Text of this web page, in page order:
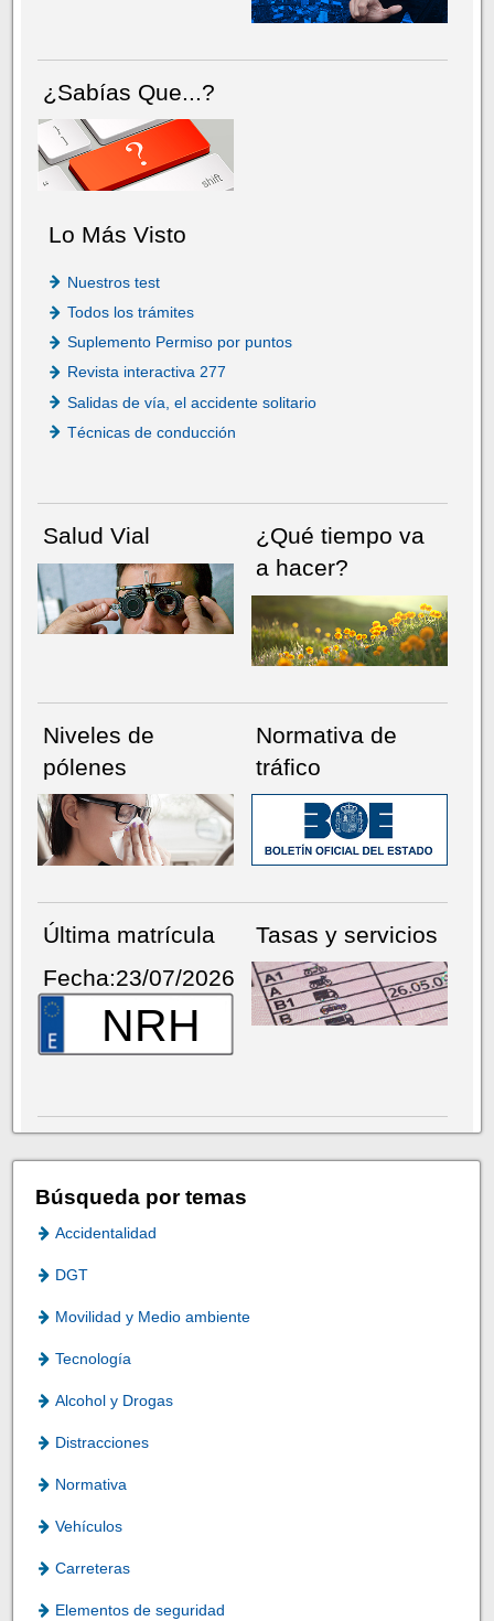
¿Sabías Que...?
Lo Más Visto
Nuestros test
Todos los trámites
Suplemento Permiso por puntos
Revista interactiva 277
Salidas de vía, el accidente solitario
Técnicas de conducción
Salud Vial
¿Qué tiempo va
a hacer?
Niveles de
pólenes
Normativa de
tráfico
Última matrícula
Fecha:23/07/2026
NRH
Tasas y servicios
Búsqueda por temas
Accidentalidad
DGT
Movilidad y Medio ambiente
Tecnología
Alcohol y Drogas
Distracciones
Normativa
Vehículos
Carreteras
Elementos de seguridad